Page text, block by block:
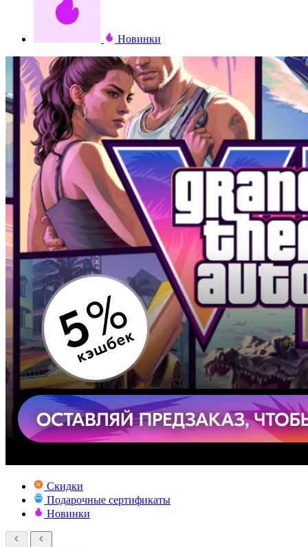
Новинки
Скидки
Подарочные сертификаты
Новинки